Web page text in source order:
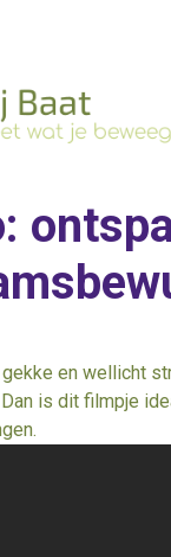
en wellicht
is dit filmpje